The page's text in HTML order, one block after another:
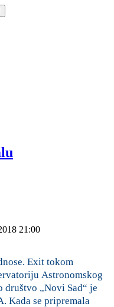
21:00
Exit tokom
Astronomskog
društvo „Novi Sad“ je
Kada se pripremala